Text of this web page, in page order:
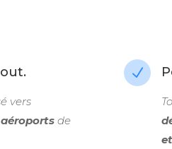
vers
de
N